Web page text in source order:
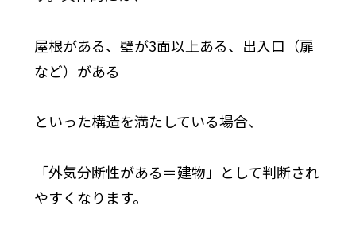
屋根がある、壁が3面以上ある、出入口（扉
など）がある
といった構造を満たしている場合、
「外気分断性がある＝建物」として判断され
やすくなります。